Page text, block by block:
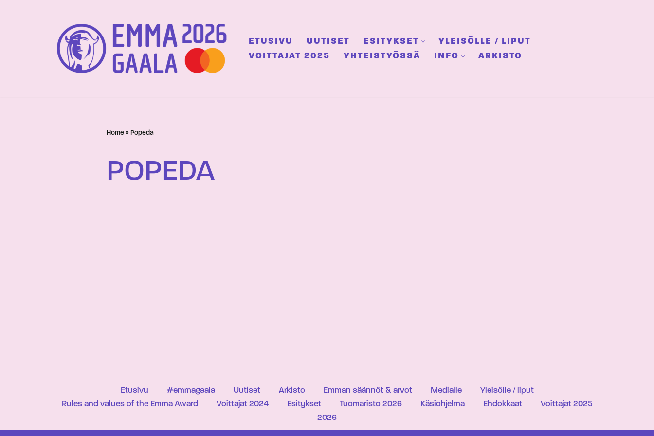
ETUSIVU UUTISET ESITYKSET
YLEISÖLLE / LIPUT
VOITTAJAT 2025
YHTEISTYÖSSÄ INFO ARKISTO
Home » Popeda
POPEDA
Etusivu #emmagaala Uutiset Arkisto Emman säännöt & arvot Medialle
Yleisölle / liput
Rules and values of the Emma Award
Voittajat 2024 Esitykset Tuomaristo 2026 Käsiohjelma Ehdokkaat
Voittajat 2025
2026